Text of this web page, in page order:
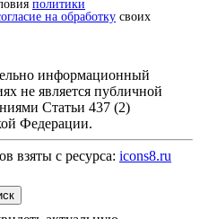
политики
на обработку своих
информационный
не является публичной
Статьи 437 (2)
Федерации.
взяты с ресурса: icons8.ru